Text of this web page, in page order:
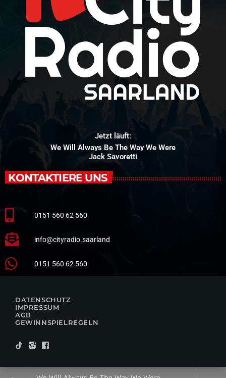
Jetzt läuft:
We Will Always Be The Way We Were
Jack Savoretti
KONTAKTIERE UNS
0151 560 62 560
info@cityradio.saarland
0151 560 62 560
DATENSCHUTZ
IMPRESSUM
AGB
GEWINNSPIELREGELN